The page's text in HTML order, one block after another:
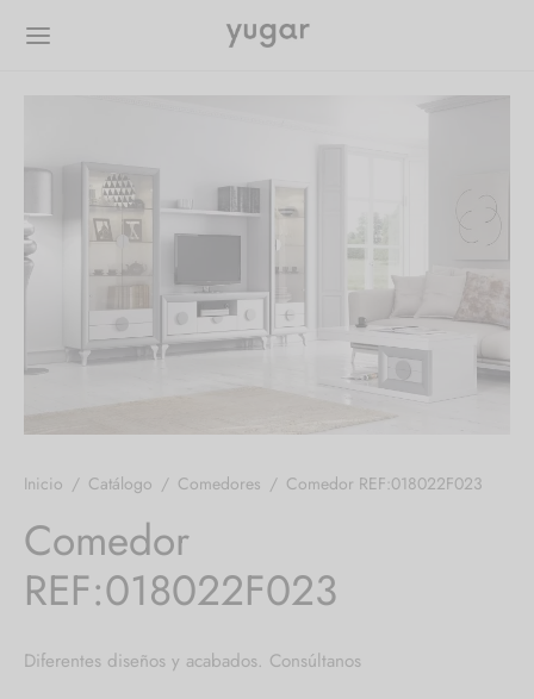
Inicio / Catálogo / Comedores / Comedor REF:018022F023
Comedor
REF:018022F023
Diferentes diseños y acabados. Consúltanos